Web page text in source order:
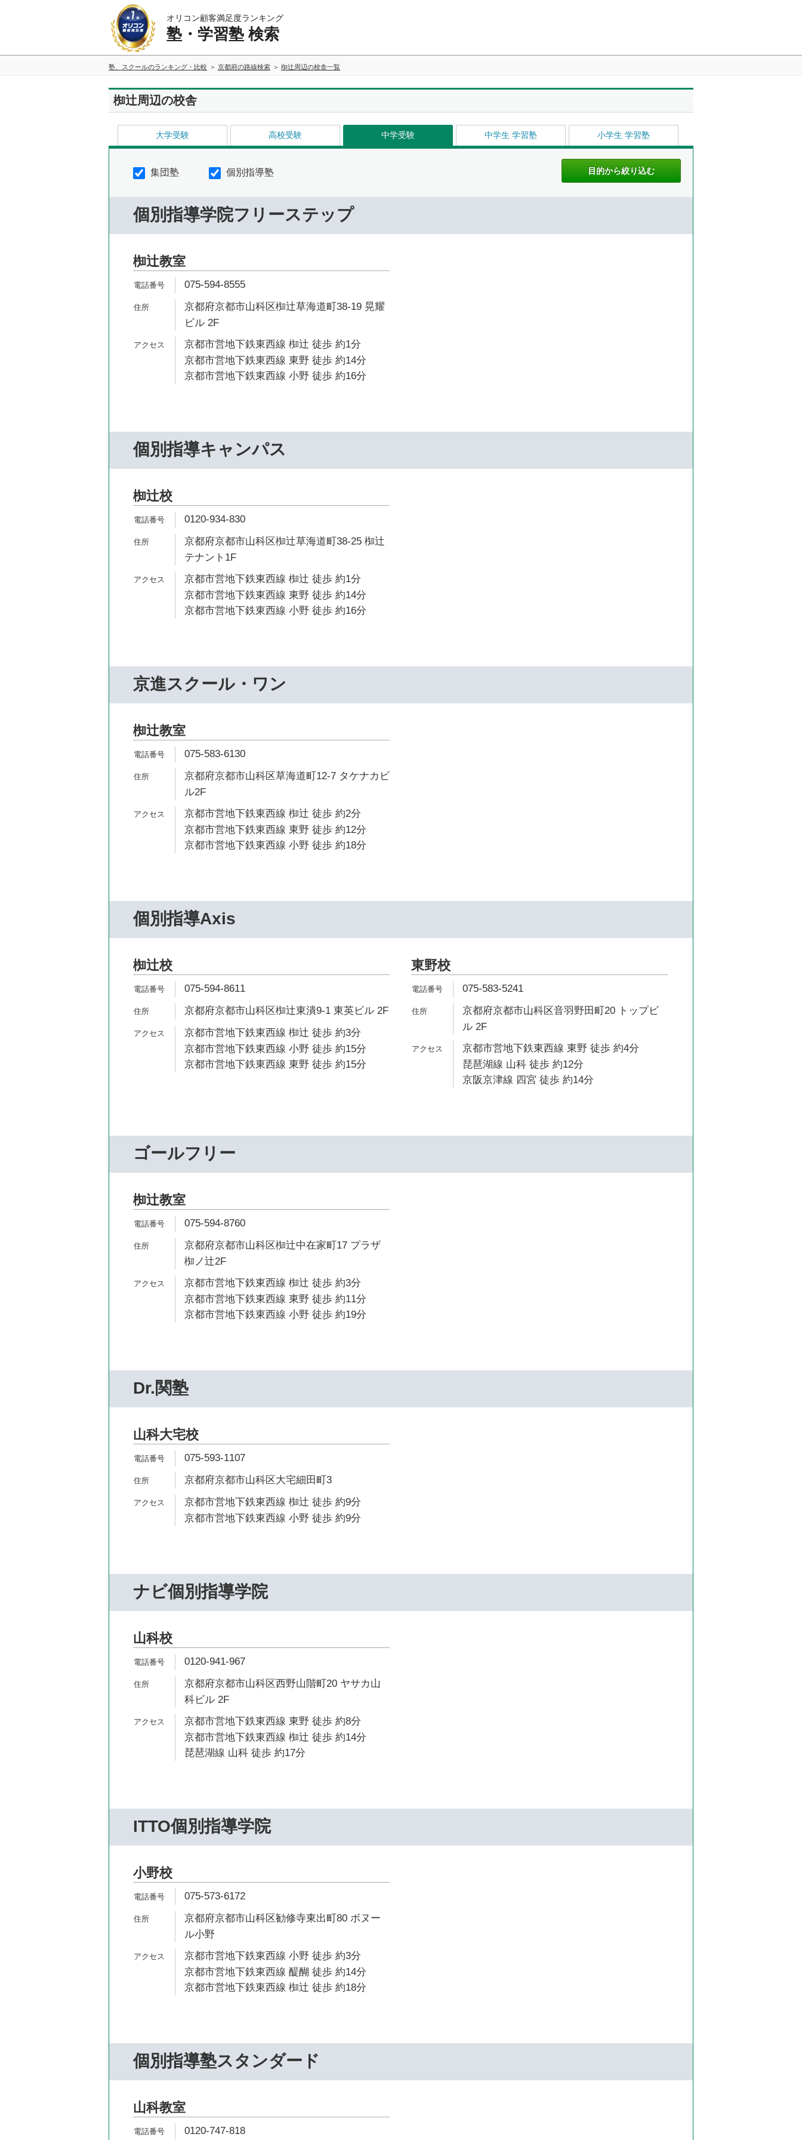
オリコン顧客満足度ランキング
塾・学習塾 検索
塾、スクールのランキング・比較 京都府の路線検索 椥辻周辺の校舎一覧
椥辻周辺の校舎
大学受験 高校受験 中学受験 中学生 学習塾 小学生 学習塾
集団塾 個別指導塾
個別指導学院フリーステップ
椥辻教室
075-594-8555
京都府京都市山科区椥辻草海道町38-19 晃耀
ビル 2F
京都市営地下鉄東西線 椥辻 徒歩 約1分
京都市営地下鉄東西線 東野 徒歩 約14分
京都市営地下鉄東西線 小野 徒歩 約16分
個別指導キャンパス
椥辻校
0120-934-830
京都府京都市山科区椥辻草海道町38-25 椥辻
テナント1F
京都市営地下鉄東西線 椥辻 徒歩 約1分
京都市営地下鉄東西線 東野 徒歩 約14分
京都市営地下鉄東西線 小野 徒歩 約16分
京進スクール・ワン
椥辻教室
075-583-6130
京都府京都市山科区草海道町12-7 タケナカビ
ル2F
京都市営地下鉄東西線 椥辻 徒歩 約2分
京都市営地下鉄東西線 東野 徒歩 約12分
京都市営地下鉄東西線 小野 徒歩 約18分
個別指導Axis
椥辻校
075-594-8611
京都府京都市山科区椥辻東潰9-1 東英ビル 2F
京都市営地下鉄東西線 椥辻 徒歩 約3分
京都市営地下鉄東西線 小野 徒歩 約15分
京都市営地下鉄東西線 東野 徒歩 約15分
東野校
075-583-5241
京都府京都市山科区音羽野田町20 トップビ
ル 2F
京都市営地下鉄東西線 東野 徒歩 約4分
琵琶湖線 山科 徒歩 約12分
京阪京津線 四宮 徒歩 約14分
ゴールフリー
椥辻教室
075-594-8760
京都府京都市山科区椥辻中在家町17 プラザ
椥ノ辻2F
京都市営地下鉄東西線 椥辻 徒歩 約3分
京都市営地下鉄東西線 東野 徒歩 約11分
京都市営地下鉄東西線 小野 徒歩 約19分
Dr.関塾
山科大宅校
075-593-1107
京都府京都市山科区大宅細田町3
京都市営地下鉄東西線 椥辻 徒歩 約9分
京都市営地下鉄東西線 小野 徒歩 約9分
ナビ個別指導学院
山科校
0120-941-967
京都府京都市山科区西野山階町20 ヤサカ山
科ビル 2F
京都市営地下鉄東西線 東野 徒歩 約8分
京都市営地下鉄東西線 椥辻 徒歩 約14分
琵琶湖線 山科 徒歩 約17分
ITTO個別指導学院
小野校
075-573-6172
京都府京都市山科区勧修寺東出町80 ボヌー
ル小野
京都市営地下鉄東西線 小野 徒歩 約3分
京都市営地下鉄東西線 醍醐 徒歩 約14分
京都市営地下鉄東西線 椥辻 徒歩 約18分
個別指導塾スタンダード
山科教室
0120-747-818